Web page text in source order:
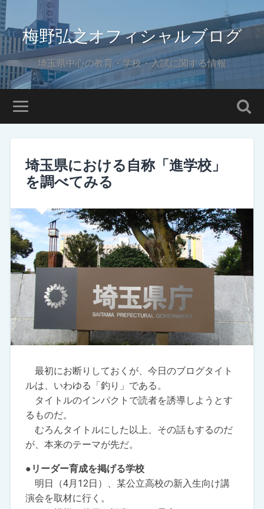
梅野弘之オフィシャルブログ
埼玉県中心の教育・学校・入試に関する情報
埼玉県における自称「進学校」
を調べてみる
最初にお断りしておくが、今日のブログタイト
ルは、いわゆる「釣り」である。
タイトルのインパクトで読者を誘導しようとす
るものだ。
むろんタイトルにした以上、その話もするのだ
が、本来のテーマが先だ。
●リーダー育成を掲げる学校
明日（4月12日）、某公立高校の新入生向け講
演会を取材に行く。